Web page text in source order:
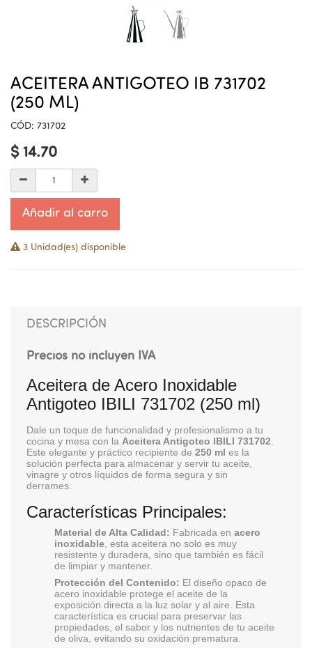
ACEITERA ANTIGOTEO IB 731702
(250 ML)
CÓD: 731702
$ 14.70
Añadir al carro
3 Unidad(es) disponible
DESCRIPCIÓN
Precios no incluyen IVA
Aceitera de Acero Inoxidable
Antigoteo IBILI 731702 (250 ml)
Dale un toque de funcionalidad y profesionalismo a tu
cocina y mesa con la Aceitera Antigoteo IBILI 731702
Este elegante y práctico recipiente de 250 ml es la
solución perfecta para almacenar y servir tu aceite,
vinagre y otros líquidos de forma segura y sin
derrames.
Características Principales:
Material de Alta Calidad: Fabricada en acero
inoxidable , esta aceitera no solo es muy
resistente y duradera, sino que también es fácil
de limpiar y mantener.
Protección del Contenido: El diseño opaco de
acero inoxidable protege el aceite de la
exposición directa a la luz solar y al aire. Esta
característica es crucial para preservar las
propiedades, el sabor y los nutrientes de tu aceite
de oliva, evitando su oxidación prematura.